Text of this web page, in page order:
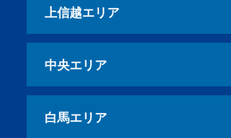
上信越エリア
中央エリア
白馬エリア